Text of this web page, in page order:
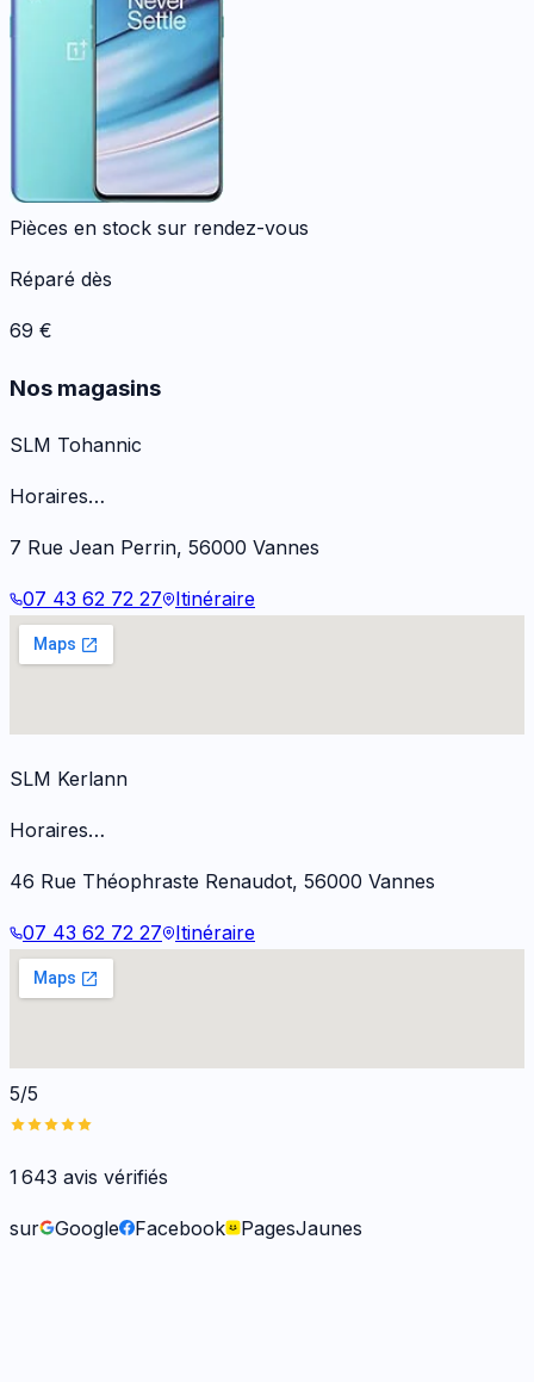
Pièces en stock sur rendez-vous
Réparé dès
69 €
Nos magasins
SLM Tohannic
Horaires…
7 Rue Jean Perrin, 56000 Vannes
07 43 62 72 27 Itinéraire
SLM Kerlann
Horaires…
46 Rue Théophraste Renaudot, 56000 Vannes
07 43 62 72 27 Itinéraire
5/5
1 643 avis vérifiés
sur Google Facebook PagesJaunes